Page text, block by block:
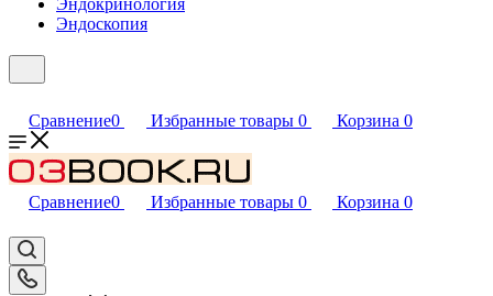
Эндокринология
Эндоскопия
Сравнение0 Избранные товары 0 Корзина 0
Сравнение0 Избранные товары 0 Корзина 0